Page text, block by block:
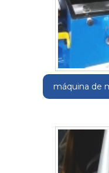
máquina de